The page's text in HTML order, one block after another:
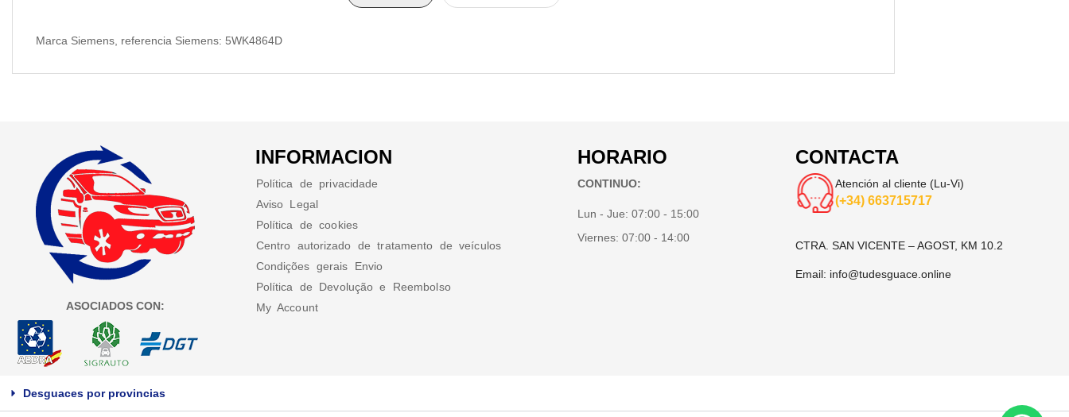
Marca Siemens, referencia Siemens: 5WK4864D
ASOCIADOS CON:
INFORMACION
Política de privacidade
Aviso Legal
Política de cookies
Centro autorizado de tratamento de veículos
Condições gerais Envio
Política de Devolução e Reembolso
My Account
HORARIO
CONTINUO:
Lun - Jue:07:00 - 15:00
Viernes:07:00 - 14:00
CONTACTA
Atención al cliente (Lu-Vi)
(+34) 663715717
CTRA. SAN VICENTE – AGOST, KM 10.2
Email: info@tudesguace.online
Desguaces por provincias